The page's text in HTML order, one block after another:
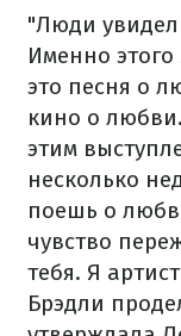
"Люди
Именно
это песня о
кино о
этим
несколько
поешь о
чувство
тебя. Я
Брэдли